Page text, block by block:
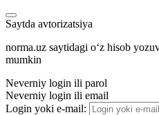
Saytda avtorizatsiya
norma.uz saytidagi oʻz hisob
mumkin
Neverniy login ili parol
Neverniy login ili email
Login yoki e-mail: